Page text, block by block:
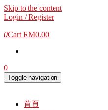
Skip to the content
Login / Register
0Cart RM0.00
0
Toggle navigation
首頁